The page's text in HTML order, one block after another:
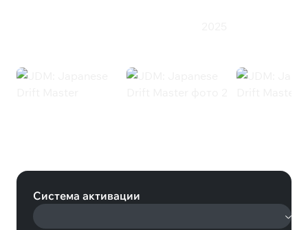
Система активации